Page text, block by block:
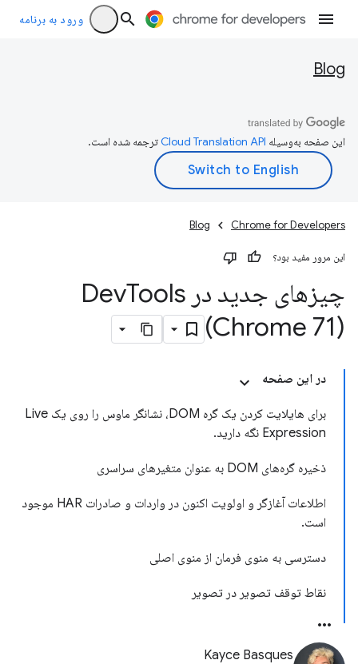
ورود به برنامه
Blog
این صفحه به‌وسیله ترجمه شده است.
Chrome for Developers
Blog
این مرور مفید بود؟
چیزهای جدید در Dev Tools
(Chrome 71)
در این صفحه
برای هایلایت کردن یک گره DOM، نشانگر ماوس را روی یک Live
Expression نگه دارید.
ذخیره گره‌های DOM به عنوان متغیرهای سراسری
اطلاعات آغازگر و اولویت اکنون در واردات و صادرات HAR موجود
است.
دسترسی به منوی فرمان از منوی اصلی
نقاط توقف تصویر در تصویر
Kayce Basques